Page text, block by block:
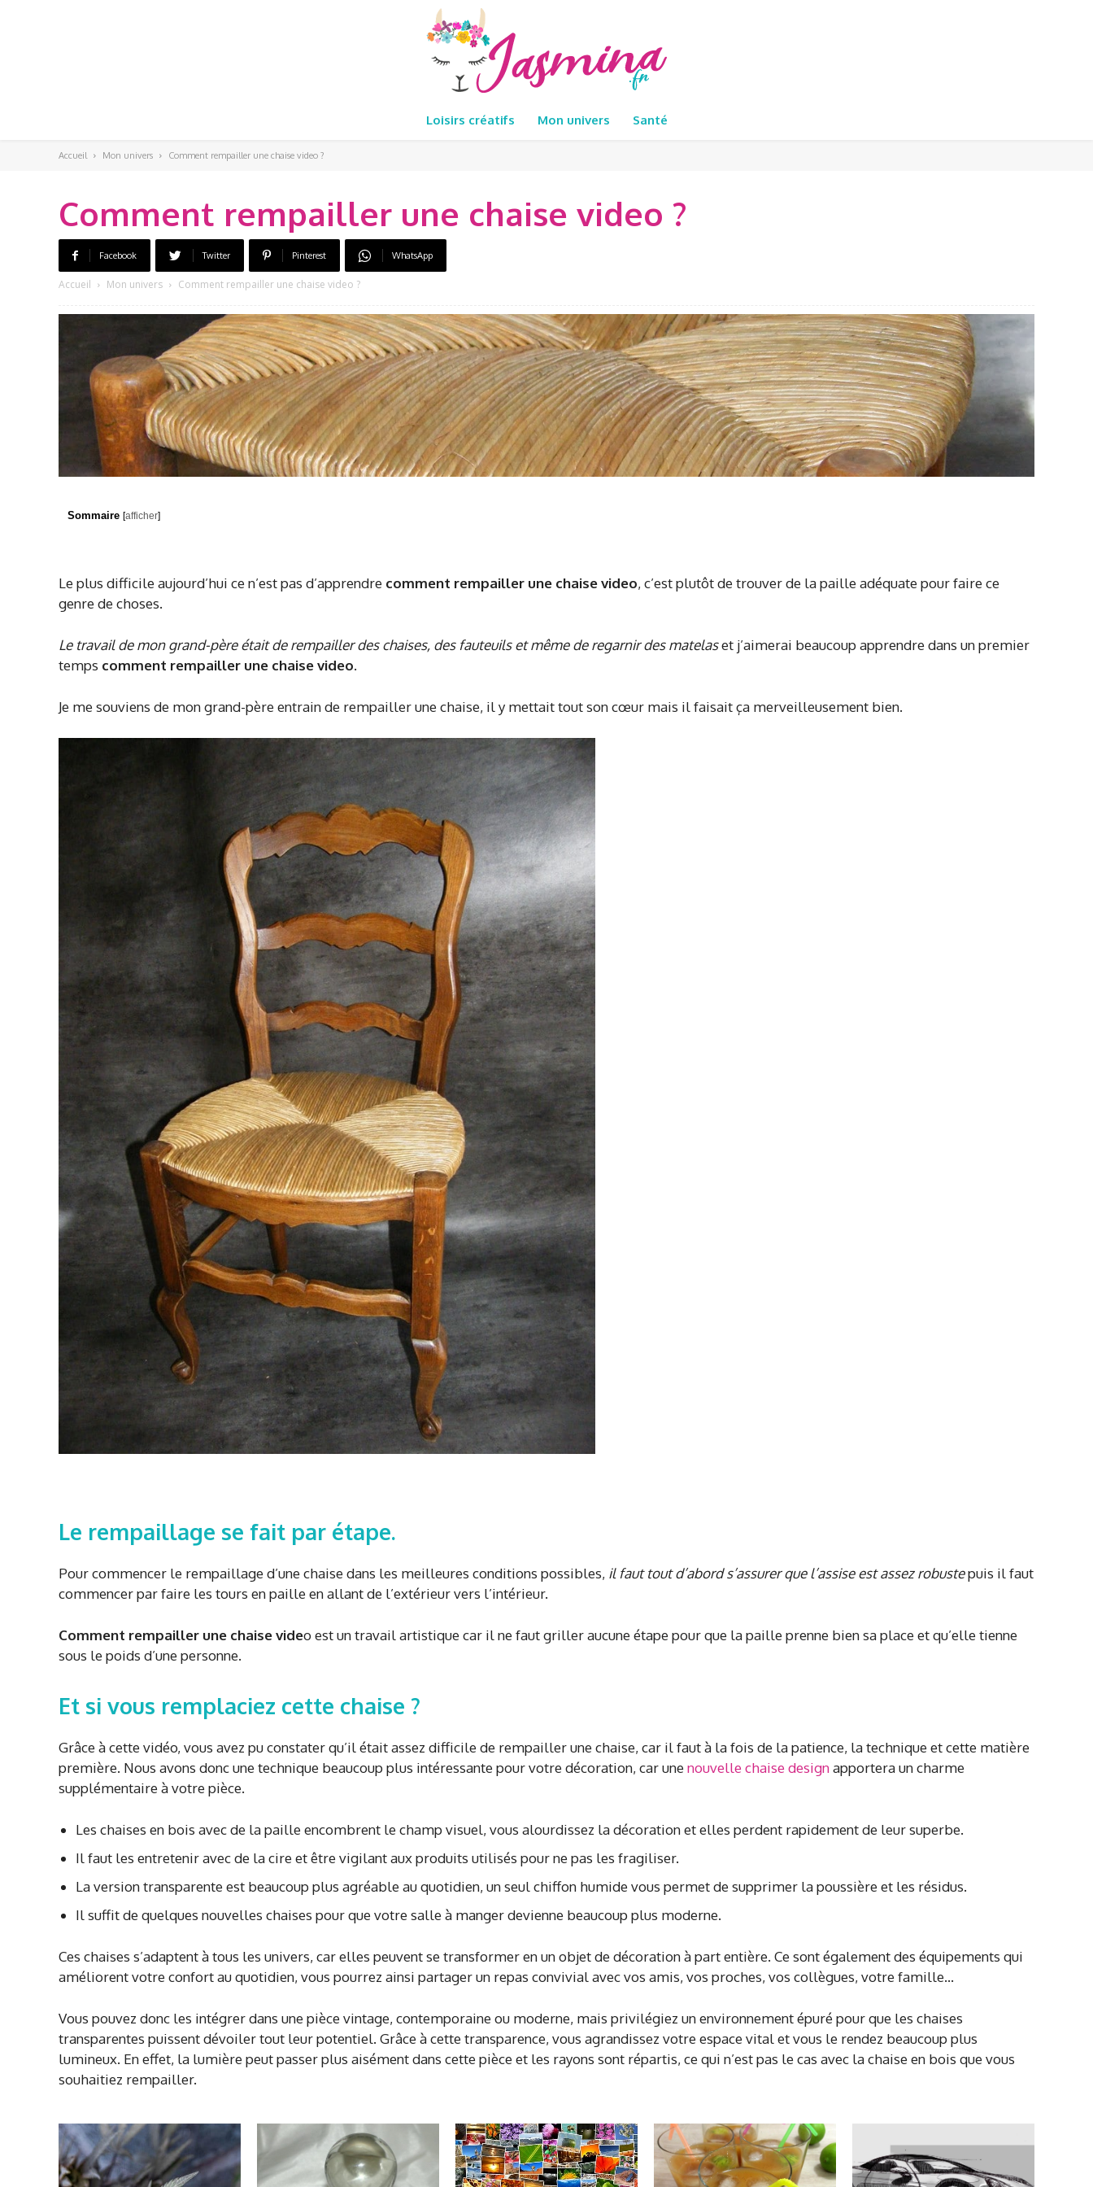
Loisirs créatifs Mon univers Santé
Accueil Mon univers Comment rempailler une chaise video ?
Comment rempailler une chaise video ?
Facebook Twitter Pinterest WhatsApp
Accueil Mon univers Comment rempailler une chaise video ?
Sommaire [afficher]
Le plus difficile aujourd’hui ce n’est pas d’apprendre comment rempailler une chaise video, c’est plutôt de trouver de la paille adéquate pour faire ce
genre de choses.
Le travail de mon grand-père était de rempailler des chaises, des fauteuils et même de regarnir des matelaset j’aimerai beaucoup apprendre dans un premier
temps comment rempailler une chaise video.
Je me souviens de mon grand-père entrain de rempailler une chaise, il y mettait tout son cœur mais il faisait ça merveilleusement bien.
Le rempaillage se fait par étape.
Pour commencer le rempaillage d’une chaise dans les meilleures conditions possibles, il faut tout d’abord s’assurer que l’assise est assez robustepuis il faut
commencer par faire les tours en paille en allant de l’extérieur vers l’intérieur.
Comment rempailler une chaise video est un travail artistique car il ne faut griller aucune étape pour que la paille prenne bien sa place et qu’elle tienne
sous le poids d’une personne.
Et si vous remplaciez cette chaise ?
Grâce à cette vidéo, vous avez pu constater qu’il était assez difficile de rempailler une chaise, car il faut à la fois de la patience, la technique et cette matière
première. Nous avons donc une technique beaucoup plus intéressante pour votre décoration, car unenouvelle chaise designapportera un charme
supplémentaire à votre pièce.
Les chaises en bois avec de la paille encombrent le champ visuel, vous alourdissez la décoration et elles perdent rapidement de leur superbe.
Il faut les entretenir avec de la cire et être vigilant aux produits utilisés pour ne pas les fragiliser.
La version transparente est beaucoup plus agréable au quotidien, un seul chiffon humide vous permet de supprimer la poussière et les résidus.
Il suffit de quelques nouvelles chaises pour que votre salle à manger devienne beaucoup plus moderne.
Ces chaises s’adaptent à tous les univers, car elles peuvent se transformer en un objet de décoration à part entière. Ce sont également des équipements qui
améliorent votre confort au quotidien, vous pourrez ainsi partager un repas convivial avec vos amis, vos proches, vos collègues, votre famille…
Vous pouvez donc les intégrer dans une pièce vintage, contemporaine ou moderne, mais privilégiez un environnement épuré pour que les chaises
transparentes puissent dévoiler tout leur potentiel. Grâce à cette transparence, vous agrandissez votre espace vital et vous le rendez beaucoup plus
lumineux. En effet, la lumière peut passer plus aisément dans cette pièce et les rayons sont répartis, ce qui n’est pas le cas avec la chaise en bois que vous
souhaitiez rempailler.